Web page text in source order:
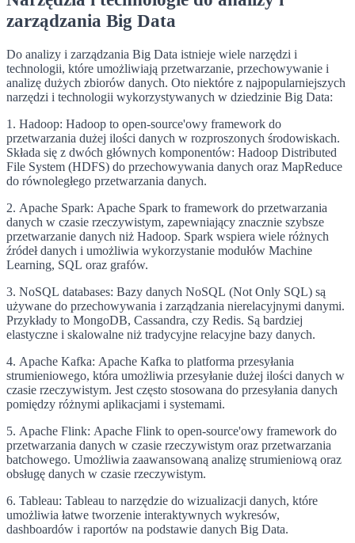
zarządzania Big Data
Do analizy i zarządzania Big Data istnieje wiele narzędzi i
technologii, które umożliwiają przetwarzanie, przechowywanie i
analizę dużych zbiorów danych. Oto niektóre z najpopularniejszych
narzędzi i technologii wykorzystywanych w dziedzinie Big Data:
1. Hadoop: Hadoop to open-source'owy framework do
przetwarzania dużej ilości danych w rozproszonych środowiskach.
Składa się z dwóch głównych komponentów: Hadoop Distributed
File System (HDFS) do przechowywania danych oraz MapReduce
do równoległego przetwarzania danych.
2. Apache Spark: Apache Spark to framework do przetwarzania
danych w czasie rzeczywistym, zapewniający znacznie szybsze
przetwarzanie danych niż Hadoop. Spark wspiera wiele różnych
źródeł danych i umożliwia wykorzystanie modułów Machine
Learning, SQL oraz grafów.
3. NoSQL databases: Bazy danych NoSQL (Not Only SQL) są
używane do przechowywania i zarządzania nierelacyjnymi danymi.
Przykłady to MongoDB, Cassandra, czy Redis. Są bardziej
elastyczne i skalowalne niż tradycyjne relacyjne bazy danych.
4. Apache Kafka: Apache Kafka to platforma przesyłania
strumieniowego, która umożliwia przesyłanie dużej ilości danych w
czasie rzeczywistym. Jest często stosowana do przesyłania danych
pomiędzy różnymi aplikacjami i systemami.
5. Apache Flink: Apache Flink to open-source'owy framework do
przetwarzania danych w czasie rzeczywistym oraz przetwarzania
batchowego. Umożliwia zaawansowaną analizę strumieniową oraz
obsługę danych w czasie rzeczywistym.
6. Tableau: Tableau to narzędzie do wizualizacji danych, które
umożliwia łatwe tworzenie interaktywnych wykresów,
dashboardów i raportów na podstawie danych Big Data.